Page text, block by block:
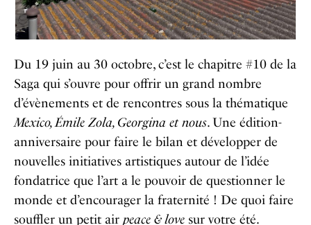
Du 19 juin au 30 octobre, c’est le chapitre #10 de la
Saga qui s’ouvre pour offrir un grand nombre
d’évènements et de rencontres sous la thématique
Mexico, Émile Zola, Georgina et nous. Une édition-
anniversaire pour faire le bilan et développer de
nouvelles initiatives artistiques autour de l’idée
fondatrice que l’art a le pouvoir de questionner le
monde et d’encourager la fraternité ! De quoi faire
souffler un petit air peace & love sur votre été.